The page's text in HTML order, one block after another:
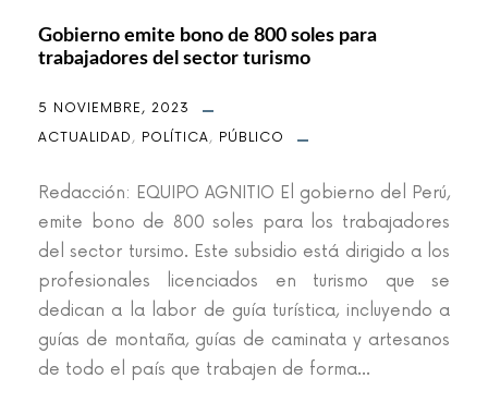
Gobierno emite bono de 800 soles para
trabajadores del sector turismo
5 NOVIEMBRE, 2023
ACTUALIDAD , POLÍTICA, PÚBLICO
Redacción: EQUIPO AGNITIO El gobierno del Perú,
emite bono de 800 soles para los trabajadores
del sector tursimo. Este subsidio está dirigido a los
profesionales licenciados en turismo que se
dedican a la labor de guía turística, incluyendo a
guías de montaña, guías de caminata y artesanos
de todo el país que trabajen de forma...